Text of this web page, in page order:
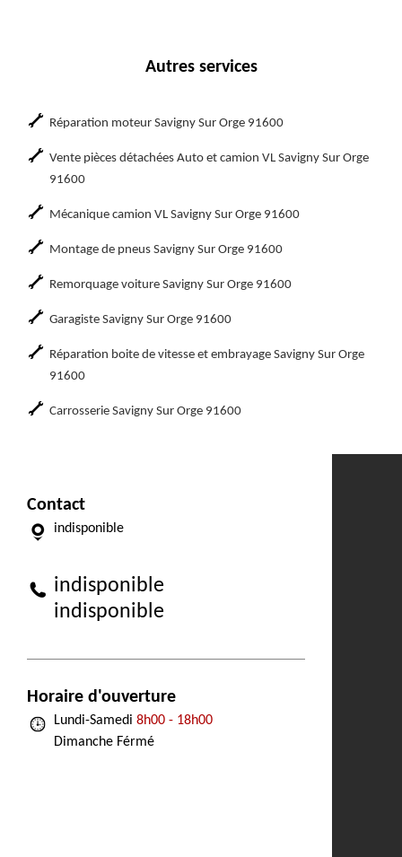
Autres services
Réparation moteur Savigny Sur Orge 91600
Vente pièces détachées Auto et camion VL Savigny Sur Orge
91600
Mécanique camion VL Savigny Sur Orge 91600
Montage de pneus Savigny Sur Orge 91600
Remorquage voiture Savigny Sur Orge 91600
Garagiste Savigny Sur Orge 91600
Réparation boite de vitesse et embrayage Savigny Sur Orge
91600
Carrosserie Savigny Sur Orge 91600
Contact
indisponible
indisponible
indisponible
Horaire d'ouverture
Lundi-Samedi 8h00 - 18h00
Dimanche Férmé